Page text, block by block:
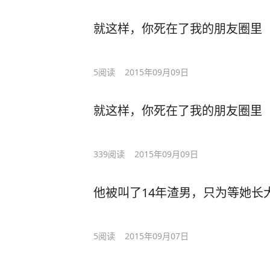
就这样，你死在了我的朋友圈里
5阅读 2015年09月09日
就这样，你死在了我的朋友圈里
339阅读 2015年09月09日
他被叫了14年渣男，只为等她长
5阅读 2015年09月07日